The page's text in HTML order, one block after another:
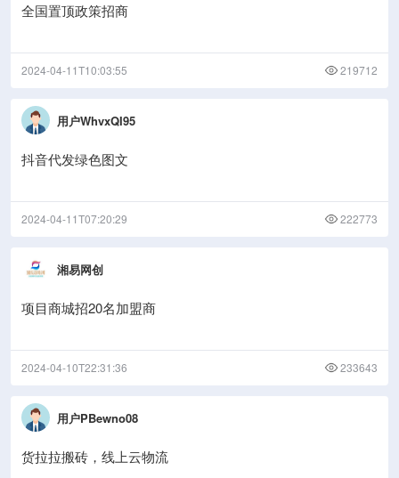
全国置顶政策招商
2024-04-11T10:03:55 219712
用户WhvxQI95
抖音代发绿色图文
2024-04-11T07:20:29 222773
湘易网创
项目商城招20名加盟商
2024-04-10T22:31:36 233643
用户PBewno08
货拉拉搬砖，线上云物流